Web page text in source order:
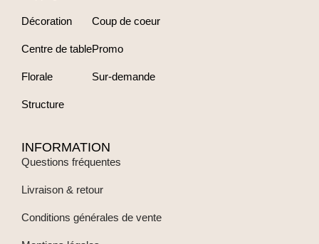
Décoration
Centre de table
Florale
Structure
Coup de coeur
Promo
Sur-demande
INFORMATION
Questions fréquentes
Livraison & retour
Conditions générales de vente